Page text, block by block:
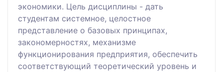
экономики. Цель дисциплины - дать
студентам системное, целостное
представление о базовых принципах,
закономерностях, механизме
функционирования предприятия, обеспечить
соответствующий теоретический уровень и